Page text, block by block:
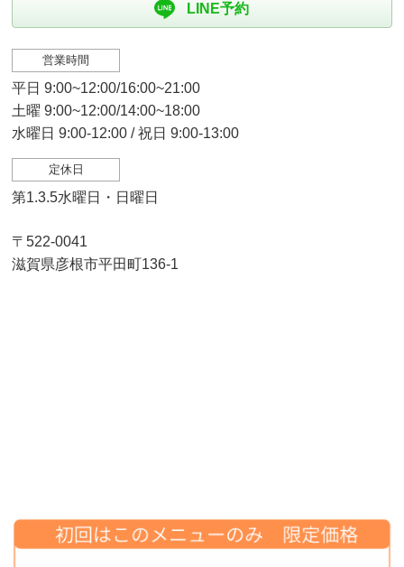
LINE予約
営業時間
平日 9:00~12:00/16:00~21:00
土曜 9:00~12:00/14:00~18:00
水曜日 9:00-12:00 / 祝日 9:00-13:00
定休日
第1.3.5水曜日・日曜日
〒522-0041
滋賀県彦根市平田町136-1